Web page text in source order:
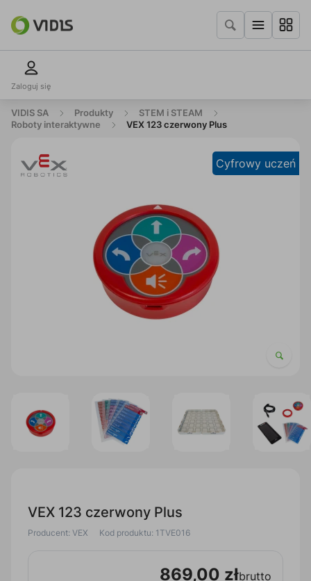
Zaloguj się
VIDIS SA Produkty
STEM i STEAM
Roboty interaktywne
VEX 123 czerwony Plus
Cyfrowy uczeń
VEX 123 czerwony Plus
Producent: VEX Kod produktu: 1TVE016
869,00 złbrutto